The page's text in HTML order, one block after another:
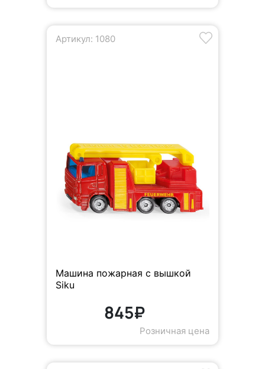
Артикул: 1080
Машина пожарная с вышкой
Siku
845₽
Розничная цена